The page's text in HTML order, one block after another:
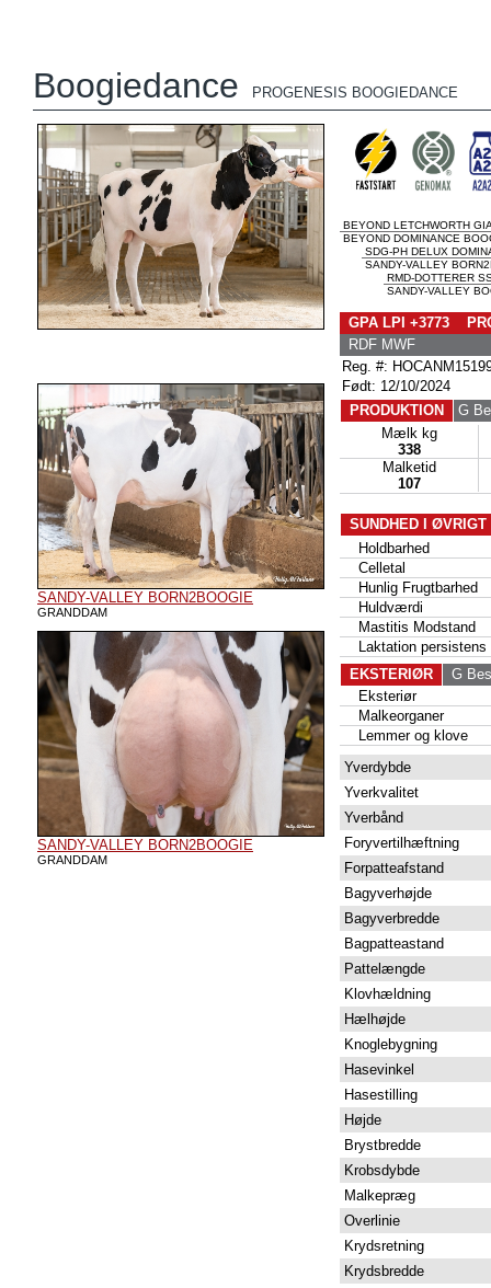
Boogiedance PROGENESIS BOOGIEDANCE
SANDY-VALLEY BORN2BOOGIE
GRANDDAM
SANDY-VALLEY BORN2BOOGIE
GRANDDAM
BEYOND LETCHWORTH
BEYOND DOMINANCE
SDG-PH DELUX
SANDY-VALLEY
RMD-DOTTERER
SANDY-VALLEY
GPA LPI +3773
RDF MWF
Reg. #:
Født: 12/10/2024
PRODUKTION
G
Mælk kg
338
Malketid
107
SUNDHED I ØVRIGT
Holdbarhed
Celletal
Hunlig Frugtbarhed
Huldværdi
Mastitis Modstand
Laktation persistens
EKSTERIØR
G
Eksteriør
Malkeorganer
Lemmer og klove
Yverdybde
Yverkvalitet
Yverbånd
Foryvertilhæftning
Forpatteafstand
Bagyverhøjde
Bagyverbredde
Bagpatteastand
Pattelængde
Klovhældning
Hælhøjde
Knoglebygning
Hasevinkel
Hasestilling
Højde
Brystbredde
Krobsdybde
Malkepræg
Overlinie
Krydsretning
Krydsbredde